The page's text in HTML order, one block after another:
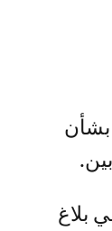
بلاغ